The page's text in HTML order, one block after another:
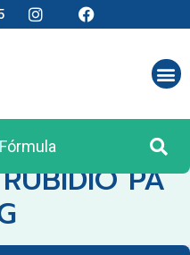
ANALÍTICOS
PA